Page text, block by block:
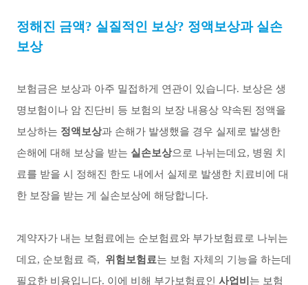
정해진 금액? 실질적인 보상? 정액보상과 실손
보상
보험금은 보상과 아주 밀접하게 연관이 있습니다. 보상은 생
명보험이나 암 진단비 등 보험의 보장 내용상 약속된 정액을
보상하는 정액보상과 손해가 발생했을 경우 실제로 발생한
손해에 대해 보상을 받는 실손보상으로 나뉘는데요, 병원 치
료를 받을 시 정해진 한도 내에서 실제로 발생한 치료비에 대
한 보장을 받는 게 실손보상에 해당합니다.
계약자가 내는 보험료에는 순보험료와 부가보험료로 나뉘는
데요, 순보험료 즉, 위험보험료는 보험 자체의 기능을 하는데
필요한 비용입니다. 이에 비해 부가보험료인 사업비 는 보험